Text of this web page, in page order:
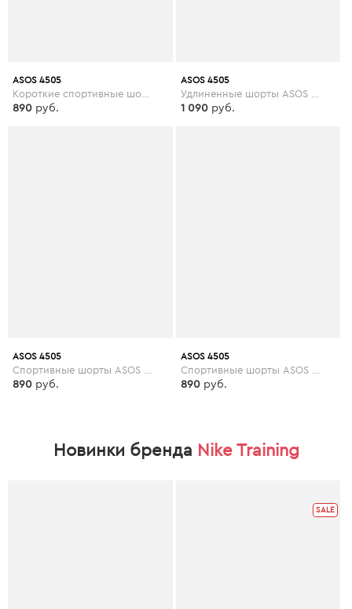
ASOS 4505
890 руб.
ASOS 4505
1 090 руб.
ASOS 4505
890 руб.
ASOS 4505
890 руб.
Новинки бренда Nike Training
SALE